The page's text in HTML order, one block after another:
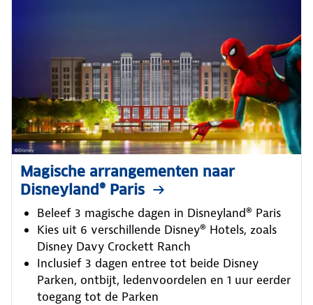
Magische arrangementen naar
Disneyland® Paris
Beleef 3 magische dagen in Disneyland® Paris
Kies uit 6 verschillende Disney® Hotels, zoals
Disney Davy Crockett Ranch
Inclusief 3 dagen entree tot beide Disney
Parken, ontbijt, ledenvoordelen en 1 uur eerder
toegang tot de Parken